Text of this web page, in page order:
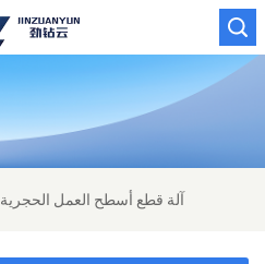
آلة قطع أسطح العمل الحجرية